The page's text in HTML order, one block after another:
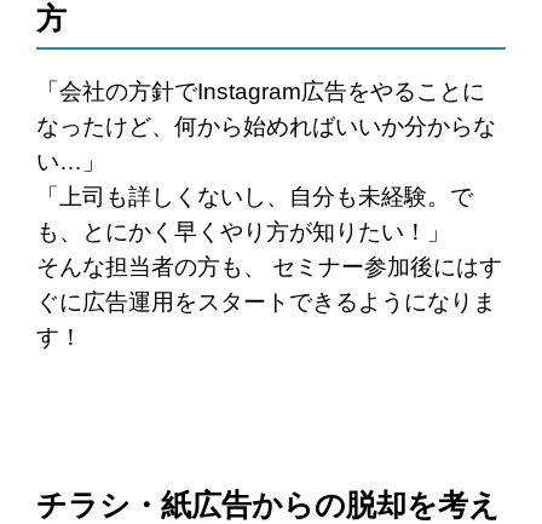
方
「会社の方針でInstagram広告をやることに
なったけど、何から始めればいいか分からな
い…」
「上司も詳しくないし、自分も未経験。で
も、とにかく早くやり方が知りたい！」
そんな担当者の方も、 セミナー参加後にはす
ぐに広告運用をスタートできるようになりま
す！
チラシ・紙広告からの脱却を考え